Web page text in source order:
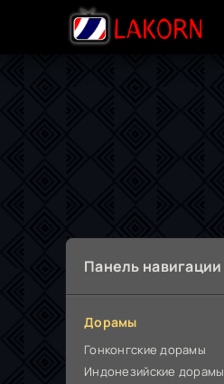
Панель навигации
Дорамы
Гонконгские дорамы
Индонезийские дорамы